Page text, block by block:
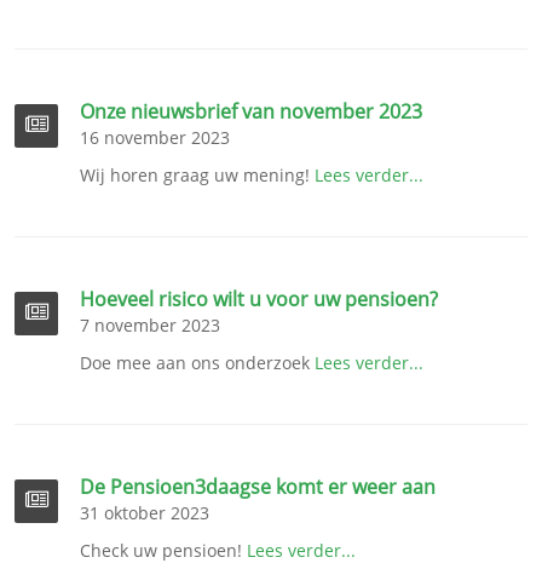
Onze nieuwsbrief van november 2023
16 november 2023
Wij horen graag uw mening! Lees verder...
Hoeveel risico wilt u voor uw pensioen?
7 november 2023
Doe mee aan ons onderzoek Lees verder...
De Pensioen3daagse komt er weer aan
31 oktober 2023
Check uw pensioen! Lees verder...